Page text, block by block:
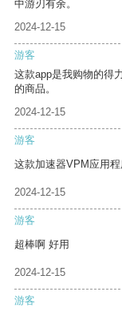
中游刃有余。
2024-12-15
游客
这款app是我购物的得
的商品。
2024-12-15
游客
这款加速器VPM应用
2024-12-15
游客
超棒啊 好用
2024-12-15
游客